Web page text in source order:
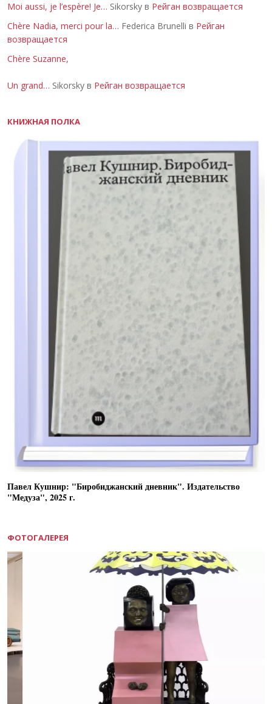
Moi aussi, je l’espère! Je… Sikorsky в Рейган возвращается
Chère Nadia, merci pour la… Federica Brunelli в Рейган
возвращается
Chère Suzanne,
Un grand… Sikorsky в Рейган возвращается
КНИЖНАЯ ПОЛКА
Павел Кушнир: "Биробиджанский дневник". Издательство
"Медуза", 2025 г.
ФОТОГАЛЕРЕЯ